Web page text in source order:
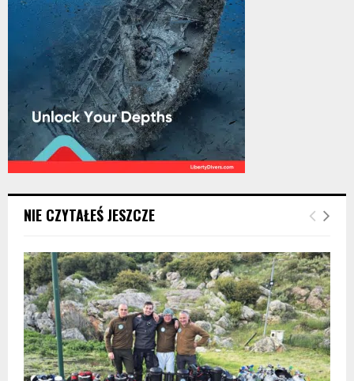
NIE CZYTAŁEŚ JESZCZE